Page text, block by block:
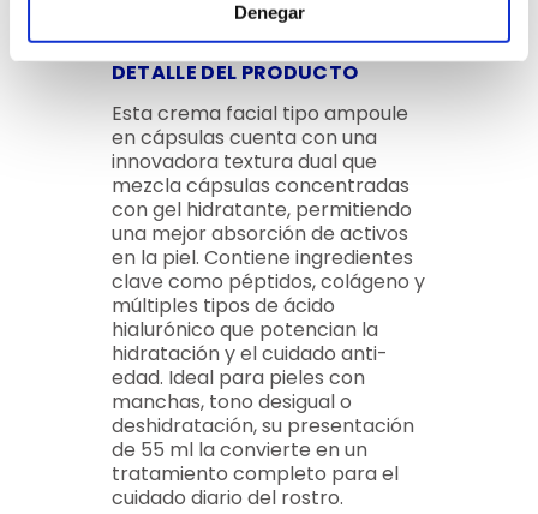
Denegar
DETALLE DEL PRODUCTO
Esta crema facial tipo ampoule
en cápsulas cuenta con una
innovadora textura dual que
mezcla cápsulas concentradas
con gel hidratante, permitiendo
una mejor absorción de activos
en la piel. Contiene ingredientes
clave como péptidos, colágeno y
múltiples tipos de ácido
hialurónico que potencian la
hidratación y el cuidado anti-
edad. Ideal para pieles con
manchas, tono desigual o
deshidratación, su presentación
de 55 ml la convierte en un
tratamiento completo para el
cuidado diario del rostro.